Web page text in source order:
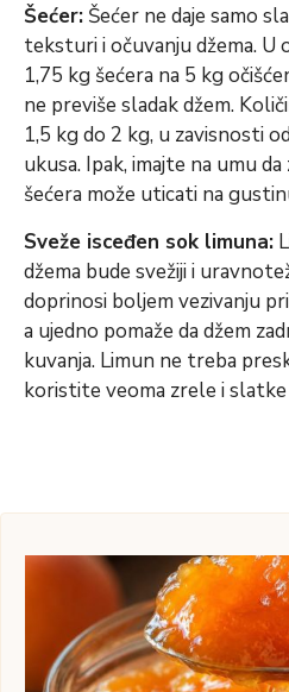
Šećer: Šećer ne daje samo
teksturi i očuvanju džema.
1,75 kg šećera na 5 kg
ne previše sladak džem.
1,5 kg do 2 kg, u zavisnosti
ukusa. Ipak, imajte na umu
šećera može uticati na
Sveže isceđen sok limuna:
džema bude svežiji i
doprinosi boljem vezivanju
a ujedno pomaže da džem
kuvanja. Limun ne treba
koristite veoma zrele i slatke